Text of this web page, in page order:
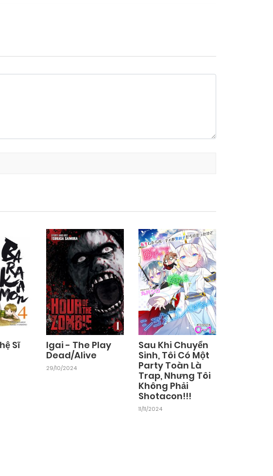
Sĩ
Igai - The Play
Dead/Alive
29/10/2024
Sau Khi Chuyển
Sinh, Tôi Có Một
Party Toàn Là
Trap, Nhưng Tôi
Không Phải
Shotacon!!!
11/11/2024